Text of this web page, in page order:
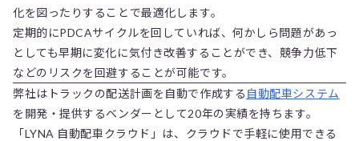
化を図ったりすることで最適化します。
定期的にPDCAサイクルを回していれば、何かしら問題があっ
としても早期に変化に気付き改善することができ、競争力低下
などのリスクを回避することが可能です。
弊社はトラックの配送計画を自動で作成する 自動配車システム
を開発・提供するベンダーとして20年の実績を持ちます。
「LYNA 自動配車クラウド」は、クラウドで手軽に使用できる